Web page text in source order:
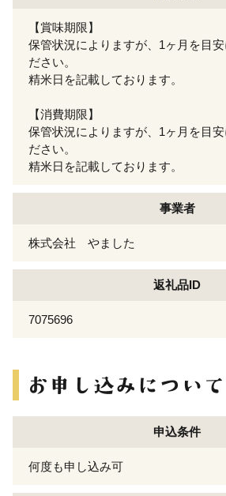
【賞味期限】
保管状況によりますが、1ヶ月を目
ださい。
精米日を記載しております。
【消費期限】
保管状況によりますが、1ヶ月を目
ださい。
精米日を記載しております。
事業者
株式会社 やました
返礼品ID
7075696
申込条件
何度も申し込み可